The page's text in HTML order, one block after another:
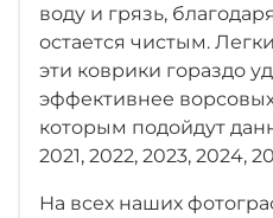
воду и грязь,
остается чистым.
эти коврики гораздо
эффективнее
которым подойдут
2021, 2022, 2023, 2024,
На всех наших